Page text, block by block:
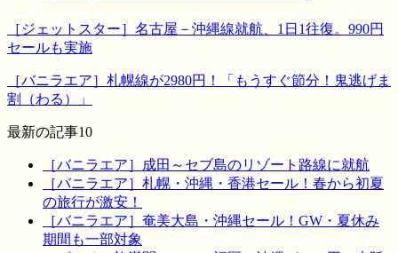
［ジェットスター］名古屋－沖縄線就航、1日1往復。990円
セールも実施
［バニラエア］札幌線が2980円！「もうすぐ節分！鬼逃げま
割（わる）」
最新の記事10
［バニラエア］成田～セブ島のリゾート路線に就航
［バニラエア］札幌・沖縄・香港セール！春から初夏
の旅行が激安！
［バニラエア］奄美大島・沖縄セール！GW・夏休み
期間も一部対象